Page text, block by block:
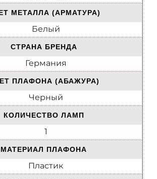
МЕТАЛЛА (АРМАТУРА)
Белый
СТРАНА БРЕНДА
Германия
ПЛАФОНА (АБАЖУРА)
Черный
КОЛИЧЕСТВО ЛАМП
1
МАТЕРИАЛ ПЛАФОНА
Пластик